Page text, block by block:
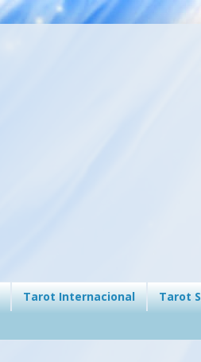
Tarot Internacional Tarot